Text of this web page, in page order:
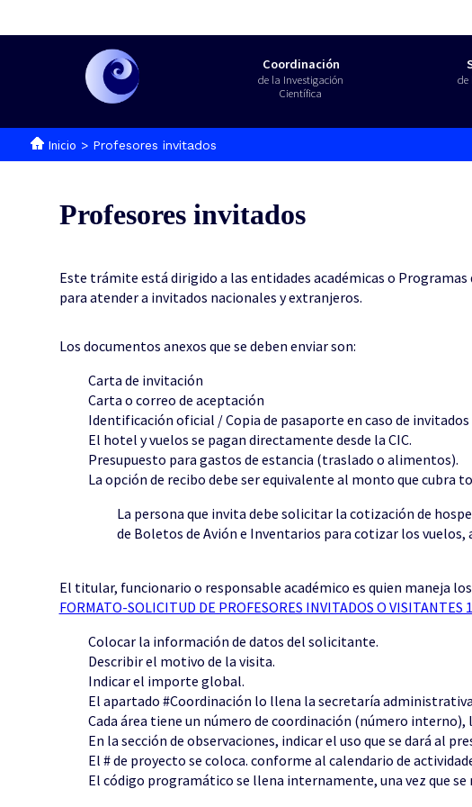
Coordinación
de la Investigación
Científica
de
Inicio > Profesores invitados
Profesores invitados
Este trámite está dirigido a las entidades académicas o
para atender a invitados nacionales y extranjeros.
Los documentos anexos que se deben enviar son:
Carta de invitación
Carta o correo de aceptación
Identificación oficial / Copia de pasaporte en caso de
El hotel y vuelos se pagan directamente desde la CIC.
Presupuesto para gastos de estancia (traslado o alimentos).
La opción de recibo debe ser equivalente al monto que
La persona que invita debe solicitar la cotización de
de Boletos de Avión e Inventarios para cotizar los vuelos,
El titular, funcionario o responsable académico es quien maneja
FORMATO-SOLICITUD DE PROFESORES INVITADOS O VISITANTES
Colocar la información de datos del solicitante.
Describir el motivo de la visita.
Indicar el importe global.
El apartado #Coordinación lo llena la secretaría administrativa
Cada área tiene un número de coordinación (número
En la sección de observaciones, indicar el uso que se dará al
El # de proyecto se coloca. conforme al calendario de
El código programático se llena internamente, una vez que se